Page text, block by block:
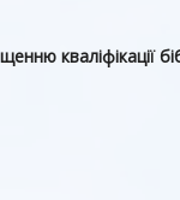
кваліфікації